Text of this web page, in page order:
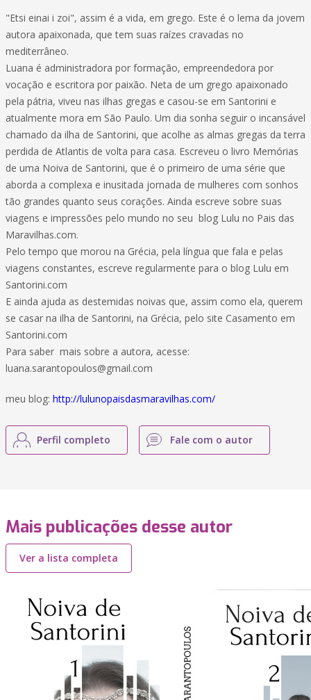
"Etsi einai i zoi", assim é a vida, em grego. Este é o lema da jovem
autora apaixonada, que tem suas raízes cravadas no
mediterrâneo.
Luana é administradora por formação, empreendedora por
vocação e escritora por paixão. Neta de um grego apaixonado
pela pátria, viveu nas ilhas gregas e casou-se em Santorini e
atualmente mora em São Paulo. Um dia sonha seguir o incansável
chamado da ilha de Santorini, que acolhe as almas gregas da terra
perdida de Atlantis de volta para casa. Escreveu o livro Memórias
de uma Noiva de Santorini, que é o primeiro de uma série que
aborda a complexa e inusitada jornada de mulheres com sonhos
tão grandes quanto seus corações. Ainda escreve sobre suas
viagens e impressões pelo mundo no seu blog Lulu no Pais das
Maravilhas.com.
Pelo tempo que morou na Grécia, pela língua que fala e pelas
viagens constantes, escreve regularmente para o blog Lulu em
Santorini.com
E ainda ajuda as destemidas noivas que, assim como ela, querem
se casar na ilha de Santorini, na Grécia, pelo site Casamento em
Santorini.com
Para saber mais sobre a autora, acesse:
luana.sarantopoulos@gmail.com
meu blog: http://lulunopaisdasmaravilhas.com/
Perfil completo Fale com o autor
Mais publicações desse autor
Ver a lista completa